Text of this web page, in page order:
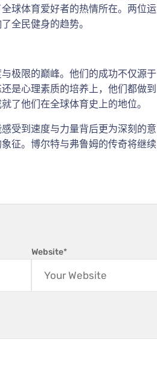
球体育爱好者的热情所在。两位运
全民健身的趋势。
极限的巅峰。他们的成功不仅源于
是心理素质的培养上，他们都做到
了他们在全球体育史上的地位。
受到速度与力量背后更为深刻的意
征。博尔特与弗鲁姆的传奇将继续
Website*